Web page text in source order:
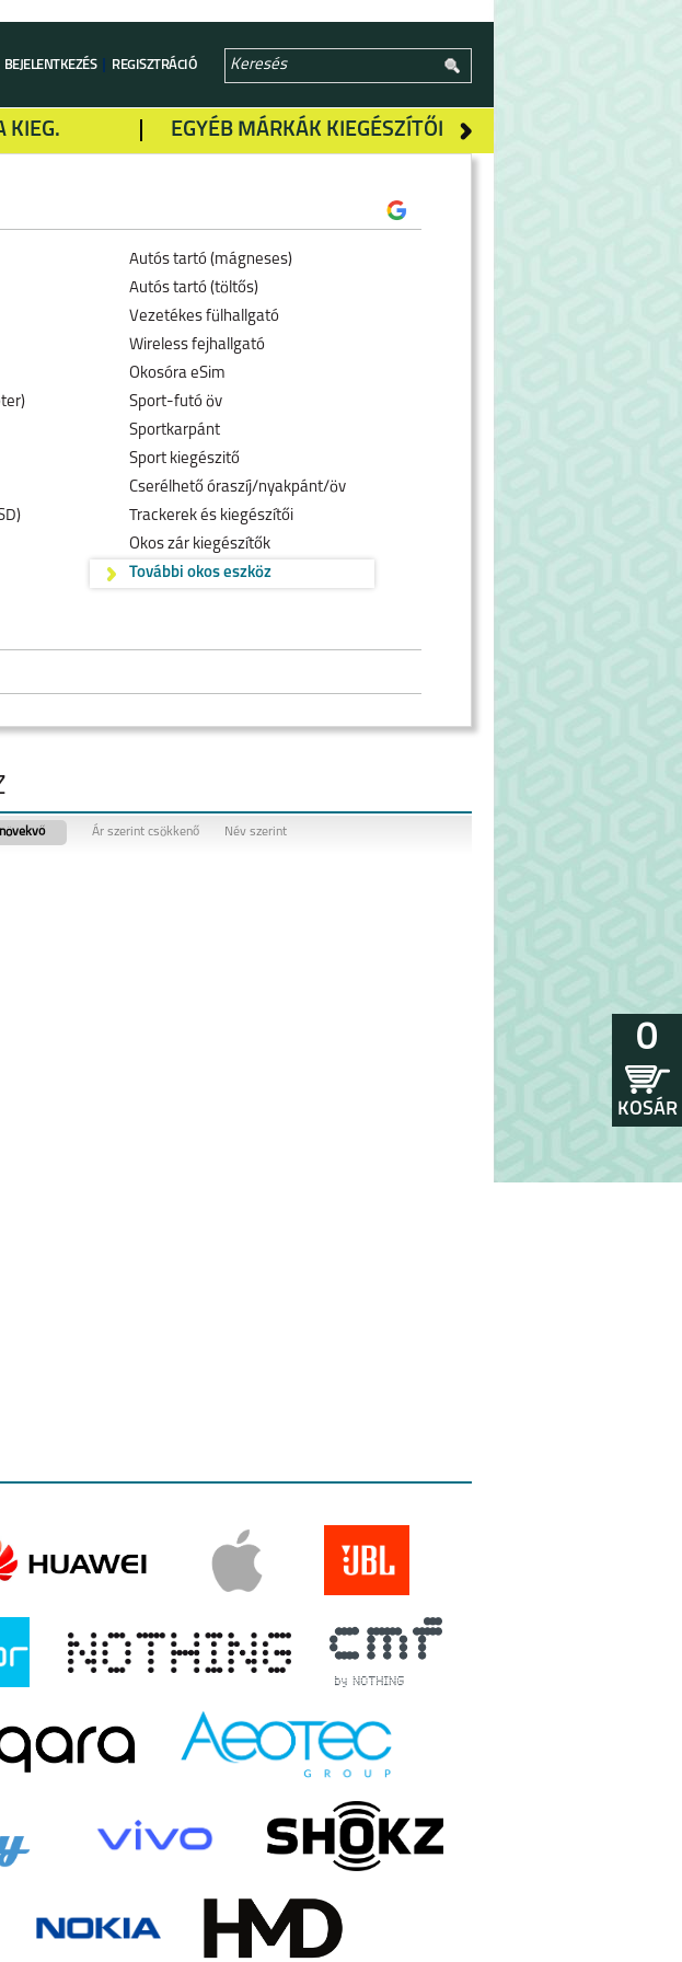
BEJELENTKEZÉS REGISZTRÁCIÓ
EGYÉB MÁRKÁK KIEGÉSZÍTŐI
KIEG.
Autós tartó (mágneses)
Autós tartó (töltős)
Vezetékes fülhallgató
Wireless fejhallgató
Okosóra eSim
Sport-futó öv
Sportkarpánt
Sport kiegészitő
Cserélhető óraszíj/nyakpánt/öv
Trackerek és kiegészítői
Okos zár kiegészítők
További okos eszköz
Ár szerint csökkenő Név szerint
0
KOSÁR